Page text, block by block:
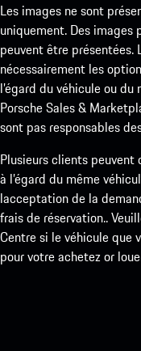
Les images ne sont
uniquement. Des images
peuvent être présentées.
nécessairement les
l’égard du véhicule ou
Porsche Sales &
sont pas responsables
Plusieurs clients peuvent
à l’égard du même
lacceptation de la
frais de réservation..
Centre si le véhicule que
pour votre achetez or